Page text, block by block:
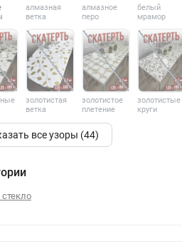
алмазная
ветка
алмазное
перо
белый
мрамор
золотистая
ветка
золотистое
плетение
золотистые
круги
все узоры (44)
стекло